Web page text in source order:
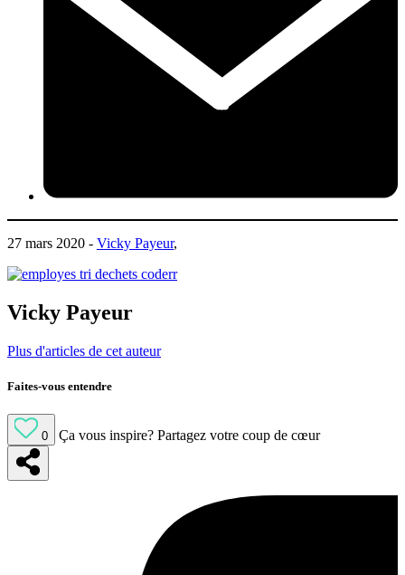
27 mars 2020 - Vicky Payeur,
Vicky Payeur
Plus d'articles de cet auteur
Faites-vous entendre
0 Ça vous inspire? Partagez votre coup de cœur